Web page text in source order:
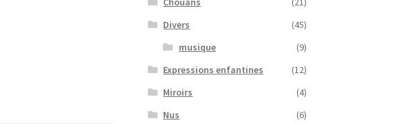
Divers
(45)
musique
(9)
Expressions enfantines
(12)
Miroirs
(4)
Nus
(6)